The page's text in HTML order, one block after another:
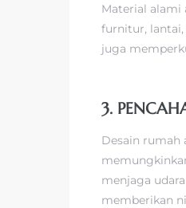
Material alami
furnitur, lantai,
juga
3.
Desain rumah
menjaga
memberikan